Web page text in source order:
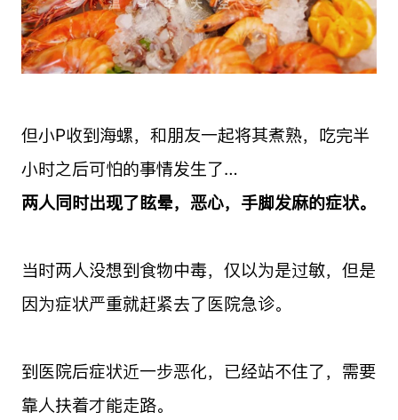
但小P收到海螺，和朋友一起将其煮熟，吃完半
小时之后可怕的事情发生了…
两人同时出现了眩晕，恶心，手脚发麻的症状。
当时两人没想到食物中毒，仅以为是过敏，但是
因为症状严重就赶紧去了医院急诊。
到医院后症状近一步恶化，已经站不住了，需要
靠人扶着才能走路。